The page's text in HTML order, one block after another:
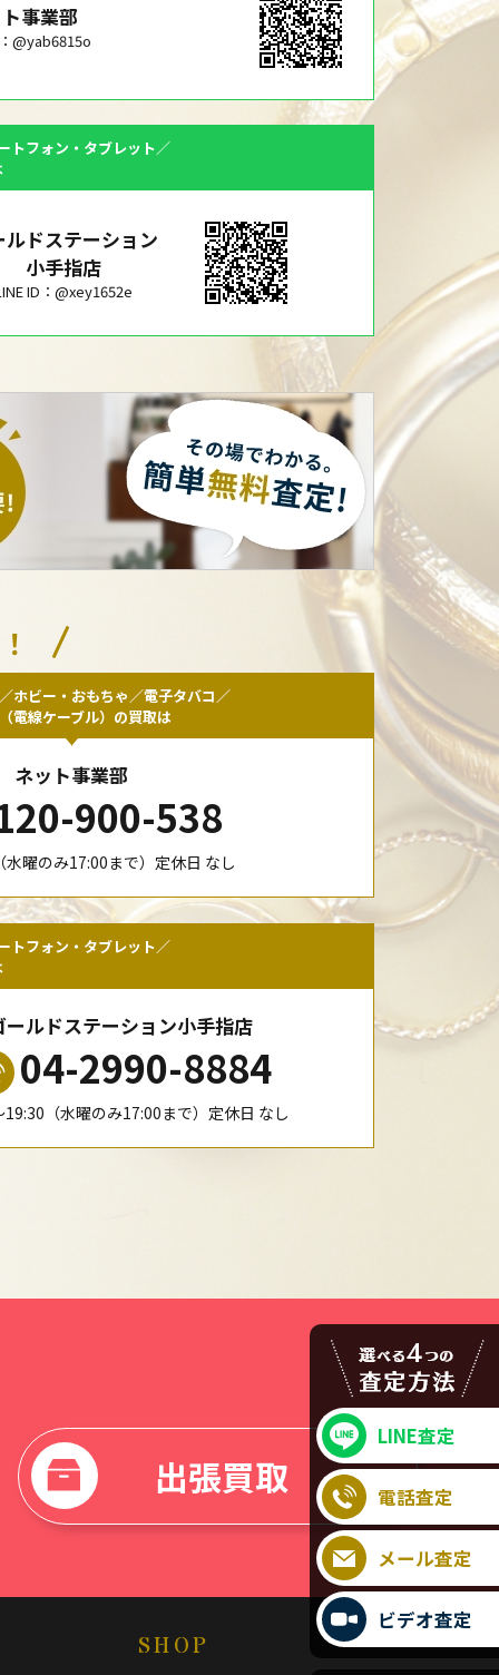
事業部
@yab6815o
トフォン・タブレット／
ルドステーション
小手指店
ID：@xey1652e
ホビー・おもちゃ／電子タバコ／
電線ケーブル）の買取は
ネット事業部
900-538
水曜のみ17:00まで）定休日 なし
トフォン・タブレット／
ールドステーション小手指店
04-2990-8884
19:30（水曜のみ17:00まで）定休日 なし
出張買取
SHOP
LINE査定
電話査定
メール査定
ビデオ査定